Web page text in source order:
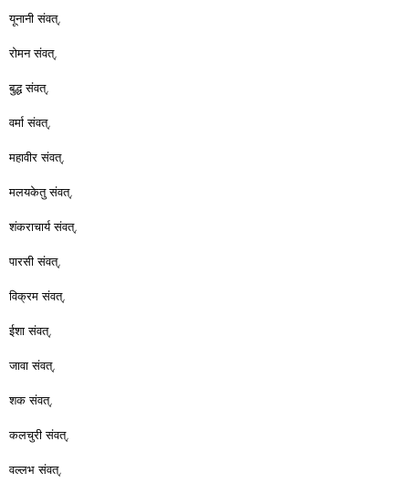
यूनानी संवत्,
रोमन संवत्,
बुद्ध संवत्,
वर्मा संवत्,
महावीर संवत्,
मलयकेतु संवत्,
शंकराचार्य संवत्,
पारसी संवत्,
विक्रम संवत्,
ईशा संवत्,
जावा संवत्,
शक संवत्,
कलचुरी संवत्,
वल्लभ संवत्,